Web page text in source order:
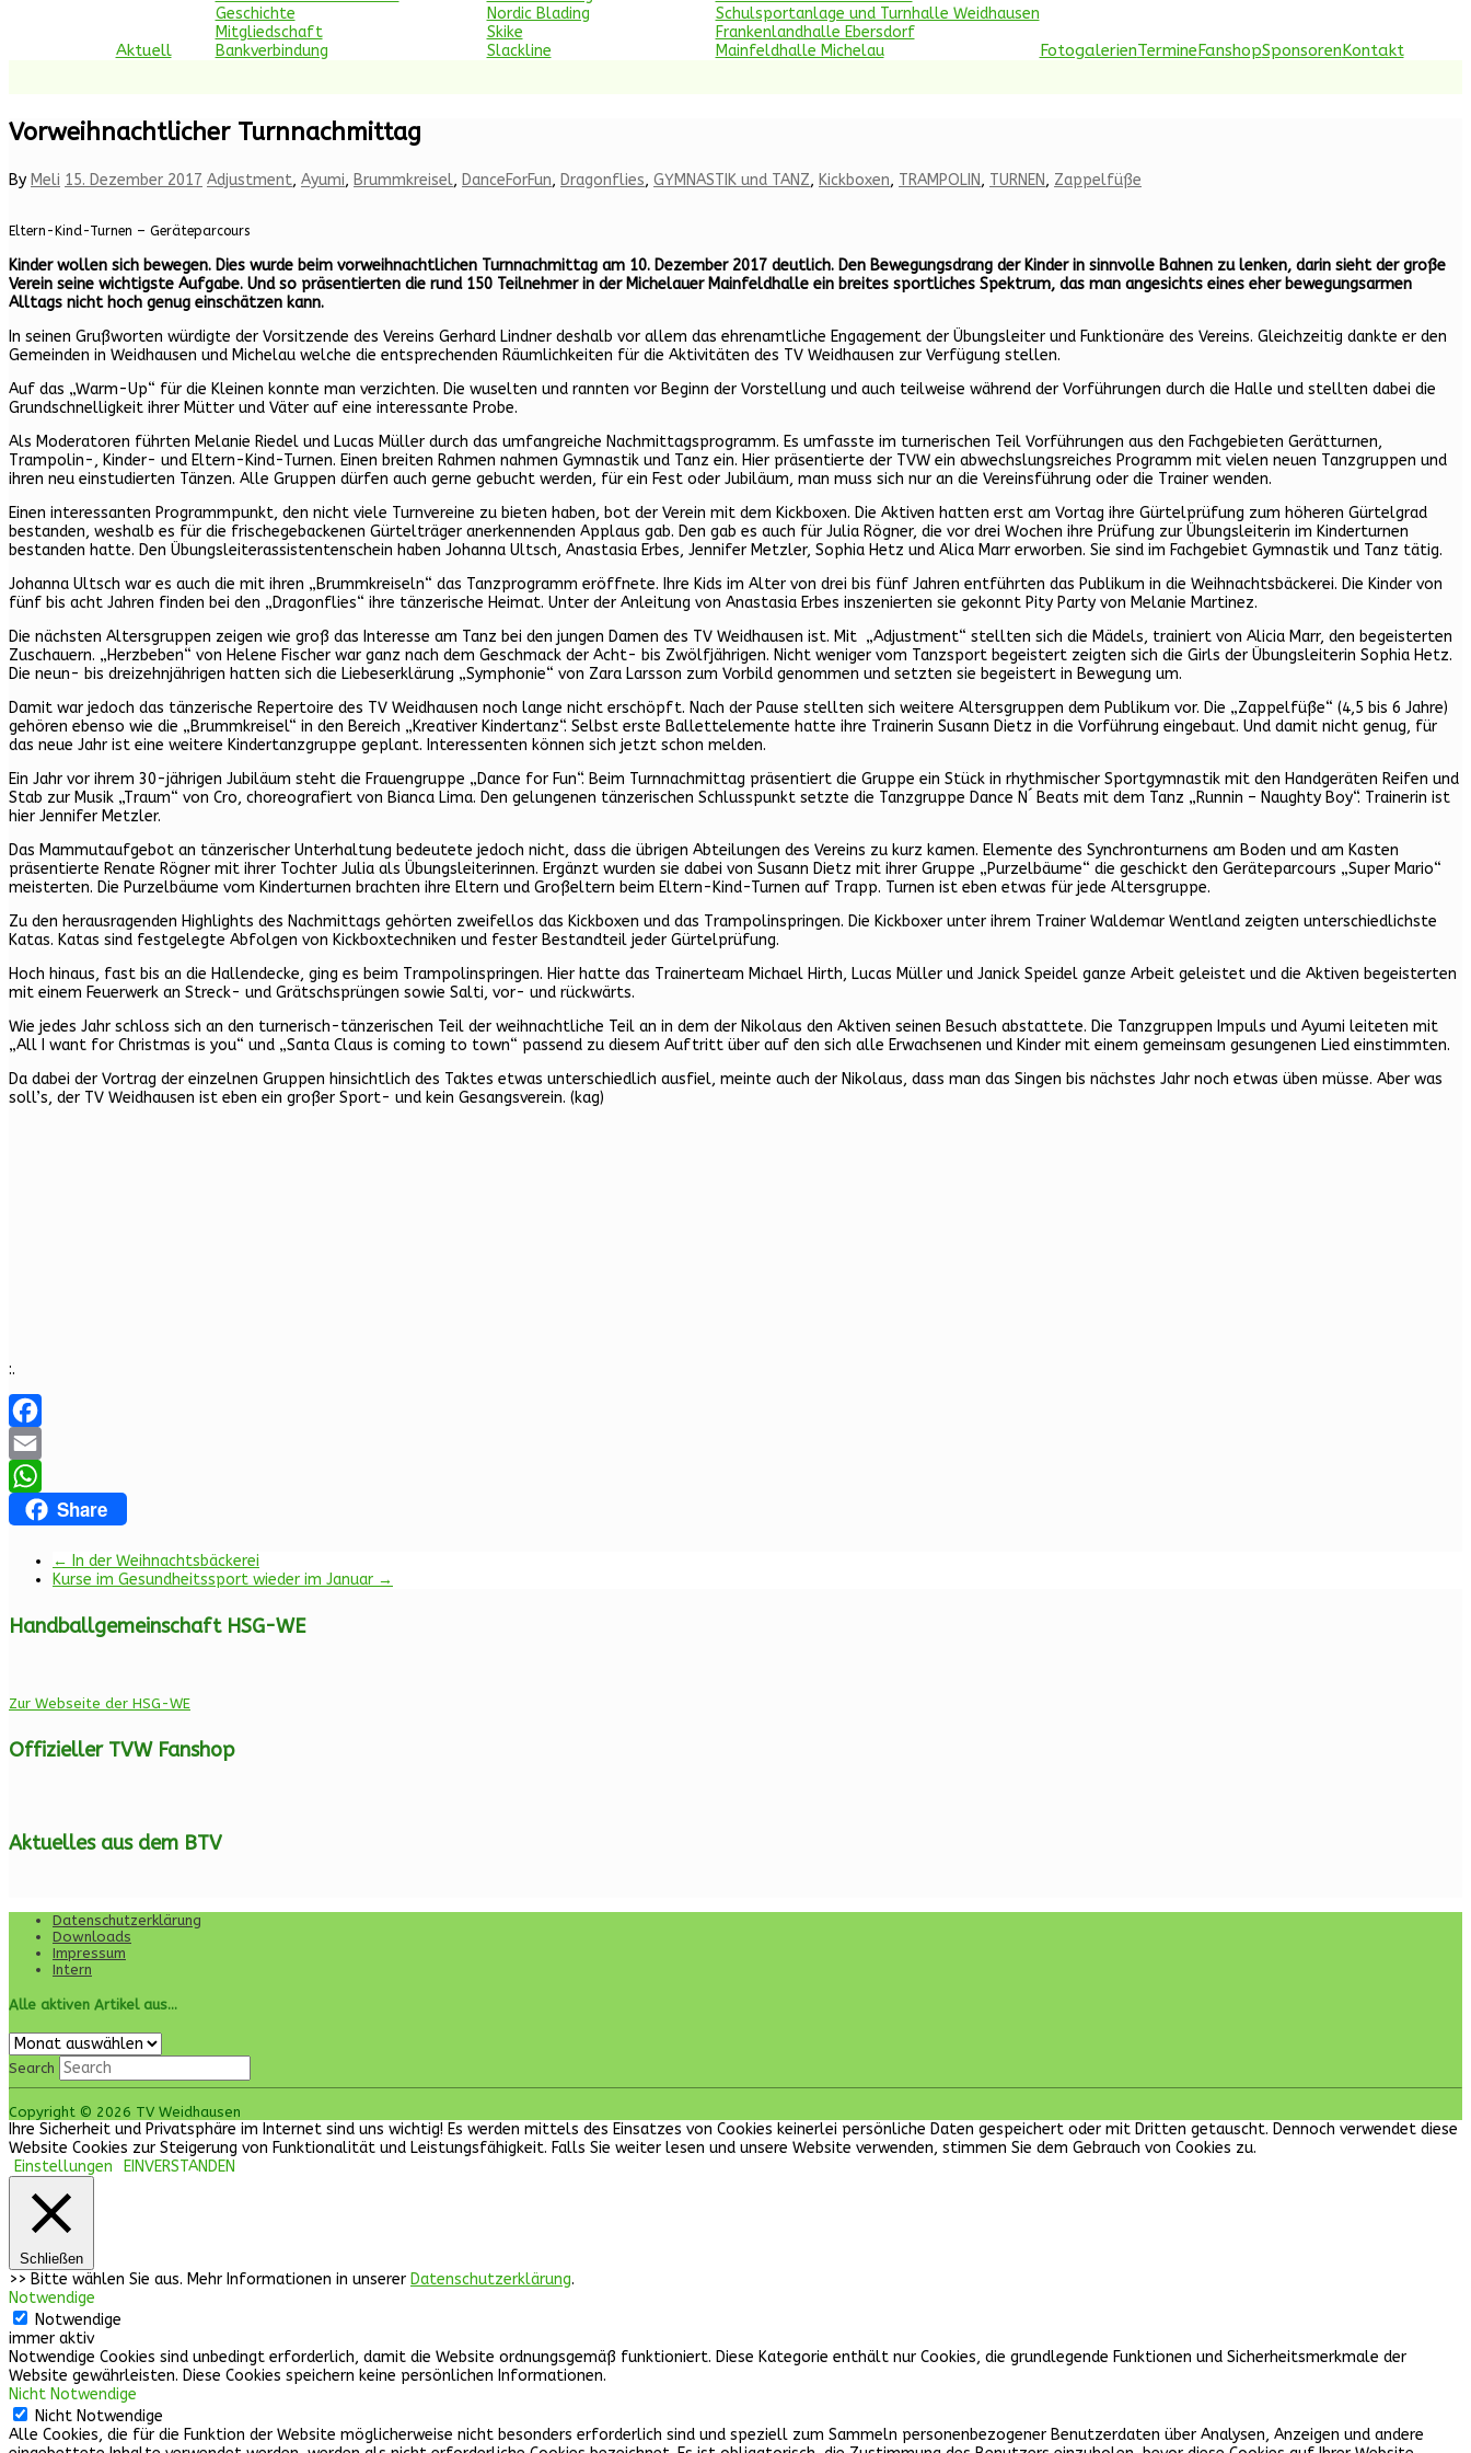
Aktuell
Geschichte
Mitgliedschaft
Bankverbindung
Nordic Blading
Skike
Slackline
Schulsportanlage und Turnhalle Weidhausen
Frankenlandhalle Ebersdorf
Mainfeldhalle Michelau
FotogalerienTermineFanshopSponsorenKontakt
Vorweihnachtlicher Turnnachmittag
By Meli 15. Dezember 2017 Adjustment, Ayumi, Brummkreisel, DanceForFun, Dragonflies, GYMNASTIK und TANZ, Kickboxen, TRAMPOLIN, TURNEN, Zappelfüße
Eltern-Kind-Turnen – Geräteparcours
Kinder wollen sich bewegen. Dies wurde beim vorweihnachtlichen Turnnachmittag am 10. Dezember 2017 deutlich. Den Bewegungsdrang der Kinder in sinnvolle Bahnen zu lenken, darin sieht der große
Verein seine wichtigste Aufgabe. Und so präsentierten die rund 150 Teilnehmer in der Michelauer Mainfeldhalle ein breites sportliches Spektrum, das man angesichts eines eher bewegungsarmen
Alltags nicht hoch genug einschätzen kann.
In seinen Grußworten würdigte der Vorsitzende des Vereins Gerhard Lindner deshalb vor allem das ehrenamtliche Engagement der Übungsleiter und Funktionäre des Vereins. Gleichzeitig dankte er den
Gemeinden in Weidhausen und Michelau welche die entsprechenden Räumlichkeiten für die Aktivitäten des TV Weidhausen zur Verfügung stellen.
Auf das „Warm-Up“ für die Kleinen konnte man verzichten. Die wuselten und rannten vor Beginn der Vorstellung und auch teilweise während der Vorführungen durch die Halle und stellten dabei die
Grundschnelligkeit ihrer Mütter und Väter auf eine interessante Probe.
Als Moderatoren führten Melanie Riedel und Lucas Müller durch das umfangreiche Nachmittagsprogramm. Es umfasste im turnerischen Teil Vorführungen aus den Fachgebieten Gerätturnen,
Trampolin-, Kinder- und Eltern-Kind-Turnen. Einen breiten Rahmen nahmen Gymnastik und Tanz ein. Hier präsentierte der TVW ein abwechslungsreiches Programm mit vielen neuen Tanzgruppen und
ihren neu einstudierten Tänzen. Alle Gruppen dürfen auch gerne gebucht werden, für ein Fest oder Jubiläum, man muss sich nur an die Vereinsführung oder die Trainer wenden.
Einen interessanten Programmpunkt, den nicht viele Turnvereine zu bieten haben, bot der Verein mit dem Kickboxen. Die Aktiven hatten erst am Vortag ihre Gürtelprüfung zum höheren Gürtelgrad
bestanden, weshalb es für die frischegebackenen Gürtelträger anerkennenden Applaus gab. Den gab es auch für Julia Rögner, die vor drei Wochen ihre Prüfung zur Übungsleiterin im Kinderturnen
bestanden hatte. Den Übungsleiterassistentenschein haben Johanna Ultsch, Anastasia Erbes, Jennifer Metzler, Sophia Hetz und Alica Marr erworben. Sie sind im Fachgebiet Gymnastik und Tanz tätig.
Johanna Ultsch war es auch die mit ihren „Brummkreiseln“ das Tanzprogramm eröffnete. Ihre Kids im Alter von drei bis fünf Jahren entführten das Publikum in die Weihnachtsbäckerei. Die Kinder von
fünf bis acht Jahren finden bei den „Dragonflies“ ihre tänzerische Heimat. Unter der Anleitung von Anastasia Erbes inszenierten sie gekonnt Pity Party von Melanie Martinez.
Die nächsten Altersgruppen zeigen wie groß das Interesse am Tanz bei den jungen Damen des TV Weidhausen ist. Mit „Adjustment“ stellten sich die Mädels, trainiert von Alicia Marr, den begeisterten
Zuschauern. „Herzbeben“ von Helene Fischer war ganz nach dem Geschmack der Acht- bis Zwölfjährigen. Nicht weniger vom Tanzsport begeistert zeigten sich die Girls der Übungsleiterin Sophia Hetz.
Die neun- bis dreizehnjährigen hatten sich die Liebeserklärung „Symphonie“ von Zara Larsson zum Vorbild genommen und setzten sie begeistert in Bewegung um.
Damit war jedoch das tänzerische Repertoire des TV Weidhausen noch lange nicht erschöpft. Nach der Pause stellten sich weitere Altersgruppen dem Publikum vor. Die „Zappelfüße“ (4,5 bis 6 Jahre)
gehören ebenso wie die „Brummkreisel“ in den Bereich „Kreativer Kindertanz“. Selbst erste Ballettelemente hatte ihre Trainerin Susann Dietz in die Vorführung eingebaut. Und damit nicht genug, für
das neue Jahr ist eine weitere Kindertanzgruppe geplant. Interessenten können sich jetzt schon melden.
Ein Jahr vor ihrem 30-jährigen Jubiläum steht die Frauengruppe „Dance for Fun“. Beim Turnnachmittag präsentiert die Gruppe ein Stück in rhythmischer Sportgymnastik mit den Handgeräten Reifen und
Stab zur Musik „Traum“ von Cro, choreografiert von Bianca Lima. Den gelungenen tänzerischen Schlusspunkt setzte die Tanzgruppe Dance N´ Beats mit dem Tanz „Runnin – Naughty Boy“. Trainerin ist
hier Jennifer Metzler.
Das Mammutaufgebot an tänzerischer Unterhaltung bedeutete jedoch nicht, dass die übrigen Abteilungen des Vereins zu kurz kamen. Elemente des Synchronturnens am Boden und am Kasten
präsentierte Renate Rögner mit ihrer Tochter Julia als Übungsleiterinnen. Ergänzt wurden sie dabei von Susann Dietz mit ihrer Gruppe „Purzelbäume“ die geschickt den Geräteparcours „Super Mario“
meisterten. Die Purzelbäume vom Kinderturnen brachten ihre Eltern und Großeltern beim Eltern-Kind-Turnen auf Trapp. Turnen ist eben etwas für jede Altersgruppe.
Zu den herausragenden Highlights des Nachmittags gehörten zweifellos das Kickboxen und das Trampolinspringen. Die Kickboxer unter ihrem Trainer Waldemar Wentland zeigten unterschiedlichste
Katas. Katas sind festgelegte Abfolgen von Kickboxtechniken und fester Bestandteil jeder Gürtelprüfung.
Hoch hinaus, fast bis an die Hallendecke, ging es beim Trampolinspringen. Hier hatte das Trainerteam Michael Hirth, Lucas Müller und Janick Speidel ganze Arbeit geleistet und die Aktiven begeisterten
mit einem Feuerwerk an Streck- und Grätschsprüngen sowie Salti, vor- und rückwärts.
Wie jedes Jahr schloss sich an den turnerisch-tänzerischen Teil der weihnachtliche Teil an in dem der Nikolaus den Aktiven seinen Besuch abstattete. Die Tanzgruppen Impuls und Ayumi leiteten mit
„All I want for Christmas is you“ und „Santa Claus is coming to town“ passend zu diesem Auftritt über auf den sich alle Erwachsenen und Kinder mit einem gemeinsam gesungenen Lied einstimmten.
Da dabei der Vortrag der einzelnen Gruppen hinsichtlich des Taktes etwas unterschiedlich ausfiel, meinte auch der Nikolaus, dass man das Singen bis nächstes Jahr noch etwas üben müsse. Aber was
soll’s, der TV Weidhausen ist eben ein großer Sport- und kein Gesangsverein. (kag)
:.
Facebook
Email
WhatsApp
Share
← In der Weihnachtsbäckerei
Kurse im Gesundheitssport wieder im Januar →
Handballgemeinschaft HSG-WE
Zur Webseite der HSG-WE
Offizieller TVW Fanshop
Aktuelles aus dem BTV
Datenschutzerklärung
Downloads
Impressum
Intern
Alle aktiven Artikel aus…
Alle
aktiven
Artikel
aus…
Search
Copyright © 2026 TV Weidhausen
Ihre Sicherheit und Privatsphäre im Internet sind uns wichtig! Es werden mittels des Einsatzes von Cookies keinerlei persönliche Daten gespeichert oder mit Dritten getauscht. Dennoch verwendet diese
Website Cookies zur Steigerung von Funktionalität und Leistungsfähigkeit. Falls Sie weiter lesen und unsere Website verwenden, stimmen Sie dem Gebrauch von Cookies zu.
Einstellungen
EINVERSTANDEN
Schließen
>> Bitte wählen Sie aus. Mehr Informationen in unserer Datenschutzerklärung.
Notwendige
Notwendige
immer aktiv
Notwendige Cookies sind unbedingt erforderlich, damit die Website ordnungsgemäß funktioniert. Diese Kategorie enthält nur Cookies, die grundlegende Funktionen und Sicherheitsmerkmale der
Website gewährleisten. Diese Cookies speichern keine persönlichen Informationen.
Nicht Notwendige
Nicht Notwendige
Alle Cookies, die für die Funktion der Website möglicherweise nicht besonders erforderlich sind und speziell zum Sammeln personenbezogener Benutzerdaten über Analysen, Anzeigen und andere